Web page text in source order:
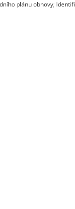
plánu obnovy;